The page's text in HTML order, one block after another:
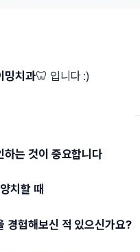
밍치과🦷 입니다 :)
하는 것이 중요합니다
치할 때
경험해보신 적 있으신가요?